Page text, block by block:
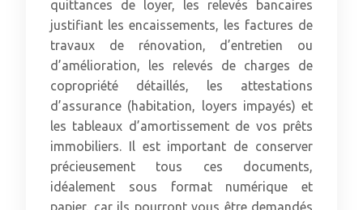
quittances de loyer, les relevés bancaires
justifiant les encaissements, les factures de
travaux de rénovation, d’entretien ou
d’amélioration, les relevés de charges de
copropriété détaillés, les attestations
d’assurance (habitation, loyers impayés) et
les tableaux d’amortissement de vos prêts
immobiliers. Il est important de conserver
précieusement tous ces documents,
idéalement sous format numérique et
papier, car ils pourront vous être demandés